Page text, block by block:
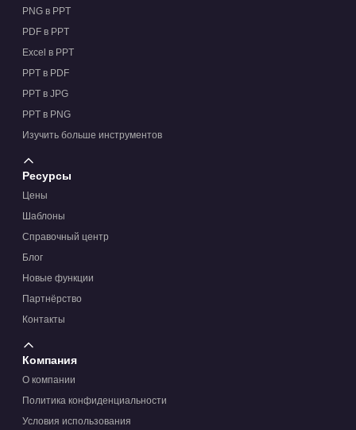
PNG в PPT
PDF в PPT
Excel в PPT
PPT в PDF
PPT в JPG
PPT в PNG
Изучить больше инструментов
Ресурсы
Цены
Шаблоны
Справочный центр
Блог
Новые функции
Партнёрство
Контакты
Компания
О компании
Политика конфиденциальности
Условия использования